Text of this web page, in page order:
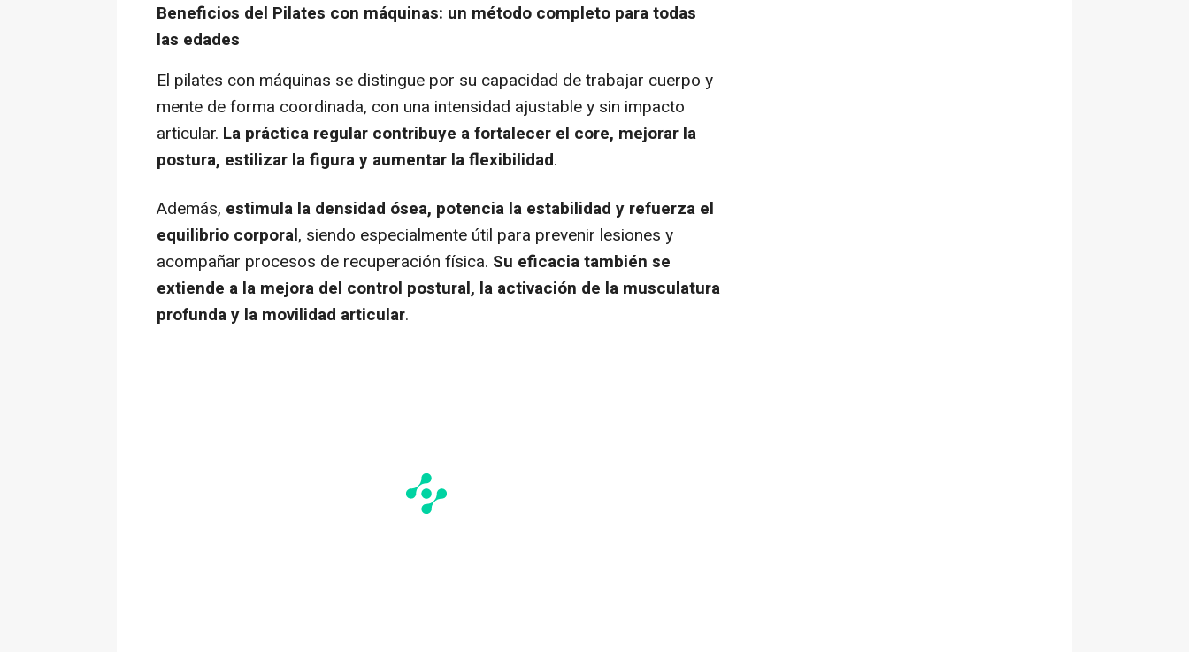
Beneficios del Pilates con máquinas: un método completo para todas
las edades
El pilates con máquinas se distingue por su capacidad de trabajar cuerpo y
mente de forma coordinada, con una intensidad ajustable y sin impacto
articular. La práctica regular contribuye a fortalecer el core, mejorar la
postura, estilizar la figura y aumentar la flexibilidad.
Además, estimula la densidad ósea, potencia la estabilidad y refuerza el
equilibrio corporal, siendo especialmente útil para prevenir lesiones y
acompañar procesos de recuperación física. Su eficacia también se
extiende a la mejora del control postural, la activación de la musculatura
profunda y la movilidad articular.